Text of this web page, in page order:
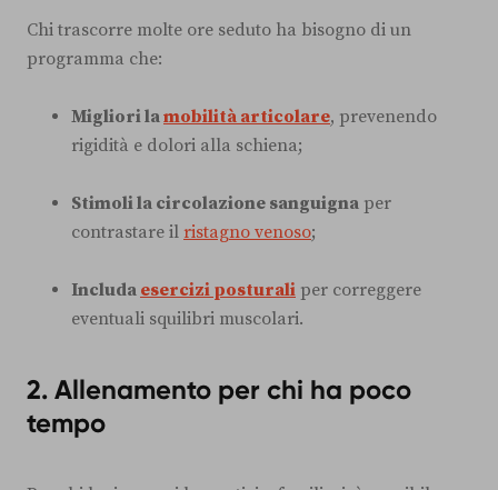
Chi trascorre molte ore seduto ha bisogno di un
programma che:
Migliori lamobilità articolare, prevenendo
rigidità e dolori alla schiena;
Stimoli la circolazione sanguigna per
contrastare il ristagno venoso;
Includa esercizi posturali per correggere
eventuali squilibri muscolari.
2. Allenamento per chi ha poco
tempo